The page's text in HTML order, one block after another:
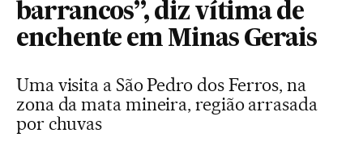
barrancos”, diz vítima de
enchente em Minas Gerais
Uma visita a São Pedro dos Ferros, na
zona da mata mineira, região arrasada
por chuvas